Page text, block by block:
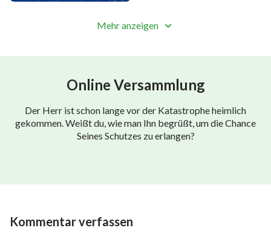
Unsere Schritte beobachtet Er,
unsere Gedanken liegen offen vor Ihm.
Keiner interessiert sich für Gottes Existenz
Wir folgen nur unserem Streben,
Mehr anzeigen
Online Versammlung
Der Herr ist schon lange vor der Katastrophe heimlich
gekommen. Weißt du, wie man Ihn begrüßt, um die Chance
Seines Schutzes zu erlangen?
Kommentar verfassen